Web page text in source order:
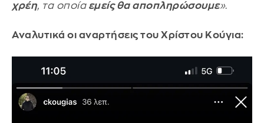
χρέη, τα οποίαεμείς θα αποπληρώσουμε».
Αναλυτικά οι αναρτήσεις του Χρίστου Κούγια: